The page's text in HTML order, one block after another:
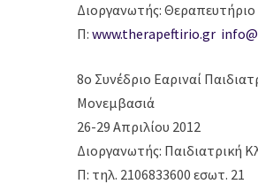
Διοργανωτής:
Π: www.therapeftirio.gr
8o Συνέδριο Εαριναί
Μονεμβασιά
26-29 Απριλίου 2012
Διοργανωτής: Παιδιατρική
Π: τηλ. 2106833600 εσωτ. 21